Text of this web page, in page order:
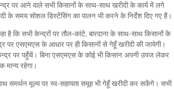
पर आने वाले सभी किसानों के साथ-साथ खरीदी के कार्य में लगे
के समय सोशल डिस्टेंसिंग का पालन भी करने के निर्देश दिए गए हैं।
है कि सभी केन्द्रों पर तौल-कांटे, बारदाना के साथ-साथ किसानों के
पर एसएमएस के आधार पर ही किसानों से गेहूँ खरीदी की जायेगी।
पर पहुँचें। बिना एसएमएस के कोई भी किसान अपनी उपज लेकर
रहेगा।
समर्थन मूल्य पर स्व-सहायता समूह भी गेहूँ खरीदी कर सकेंगे। सभी